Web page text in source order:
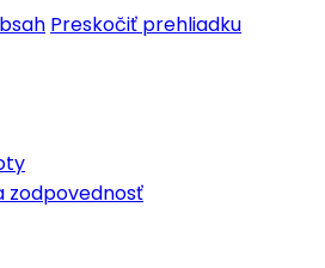
Preskočiť prehliadku
zodpovednosť